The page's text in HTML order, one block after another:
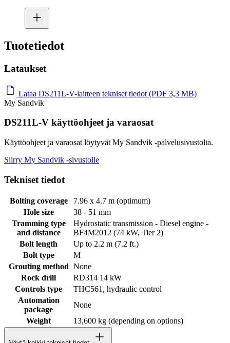
Tuotetiedot
Lataukset
Lataa DS211L-V-laitteen tekniset tiedot (PDF 3,3 MB)
My Sandvik
DS211L-V käyttöohjeet ja varaosat
Käyttöohjeet ja varaosat löytyvät My Sandvik -palvelusivustolta.
Siirry My Sandvik -sivustolle
Tekniset tiedot
Bolting coverage
7.96 x 4.7 m (optimum)
Hole size
38 - 51 mm
Tramming type
and distance
Hydrostatic transmission - Diesel engine -
BF4M2012 (74 kW, Tier 2)
Bolt length
Up to 2.2 m (7.2 ft.)
Bolt type
M
Grouting method None
Rock drill
RD314 14 kW
Controls type
THC561, hydraulic control
Automation
package
None
Weight
13,600 kg (depending on options)